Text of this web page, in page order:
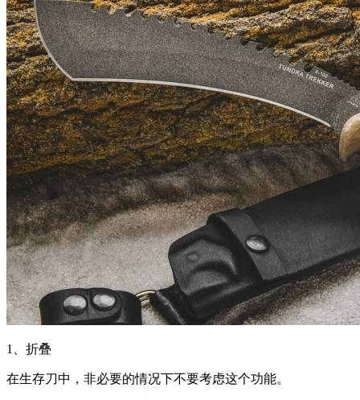
1、折叠
在生存刀中，非必要的情况下不要考虑这个功能。